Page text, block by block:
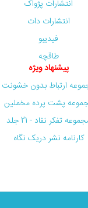
انتشارات پژواک
انتشارات دات
فیدیبو
طاقچه
پیشنهاد ویژه
ارتباط بدون خشونت
پشت پرده مخملین
تفکر نقاد - 21 جلد
کارنامه نشر دریک نگاه